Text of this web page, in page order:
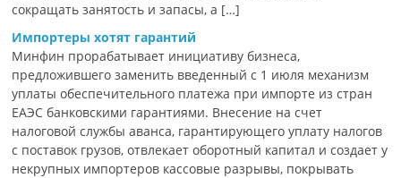
сокращать занятость и запасы, а […]
Импортеры хотят гарантий
Минфин прорабатывает инициативу бизнеса,
предложившего заменить введенный с 1 июля механизм
уплаты обеспечительного платежа при импорте из стран
ЕАЭС банковскими гарантиями. Внесение на счет
налоговой службы аванса, гарантирующего уплату налогов
с поставок грузов, отвлекает оборотный капитал и создает у
некрупных импортеров кассовые разрывы, покрывать